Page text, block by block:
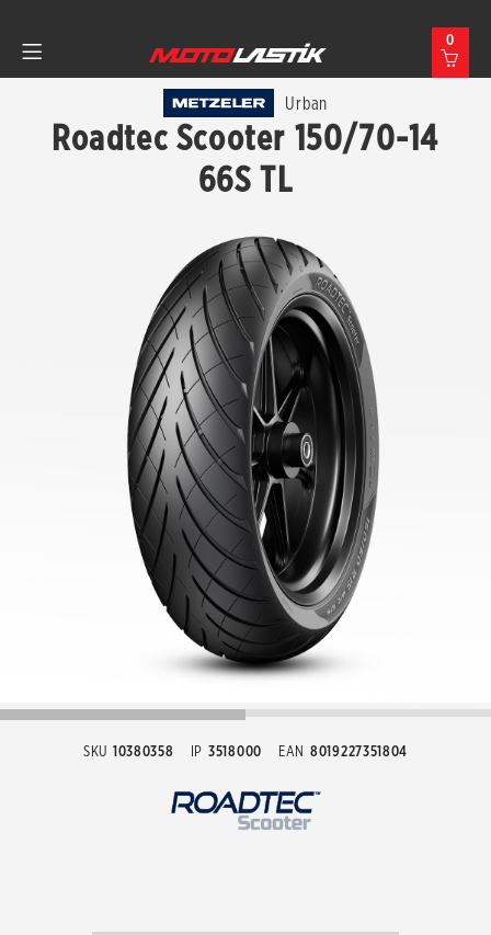
0
Urban
Roadtec Scooter 150/70-14
66S TL
SKU 10380358 IP 3518000 EAN 8019227351804